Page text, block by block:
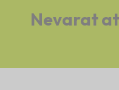
Nevarat